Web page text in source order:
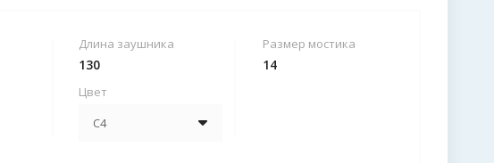
Длина заушника
130
Размер мостика
14
Цвет